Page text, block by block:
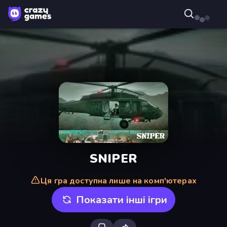
SNIPER
Ця гра доступна лише на комп'ютерах
Показати інші ігри